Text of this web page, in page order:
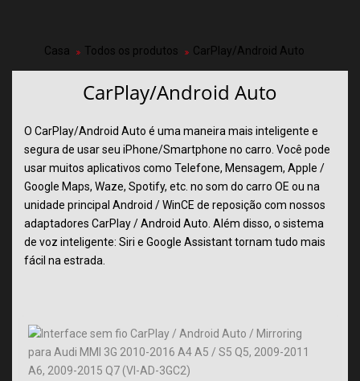
Casa Todos os produtos CarPlay/Android Auto
CarPlay/Android Auto
O CarPlay/Android Auto é uma maneira mais inteligente e
segura de usar seu iPhone/Smartphone no carro. Você pode
usar muitos aplicativos como Telefone, Mensagem, Apple /
Google Maps, Waze, Spotify, etc. no som do carro OE ou na
unidade principal Android / WinCE de reposição com nossos
adaptadores CarPlay / Android Auto. Além disso, o sistema
de voz inteligente: Siri e Google Assistant tornam tudo mais
fácil na estrada.